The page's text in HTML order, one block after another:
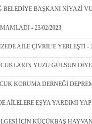
BAŞKANI NİYAZİ
- 23/02/2023
AİLE ÇİVRİL’E YERLEŞTİ -
YÜZÜ GÜLSÜN DİYE
KORUMA DERNEĞİ
AİLELERE EŞYA YARDIMI
İÇİN KÜÇÜKBAŞ